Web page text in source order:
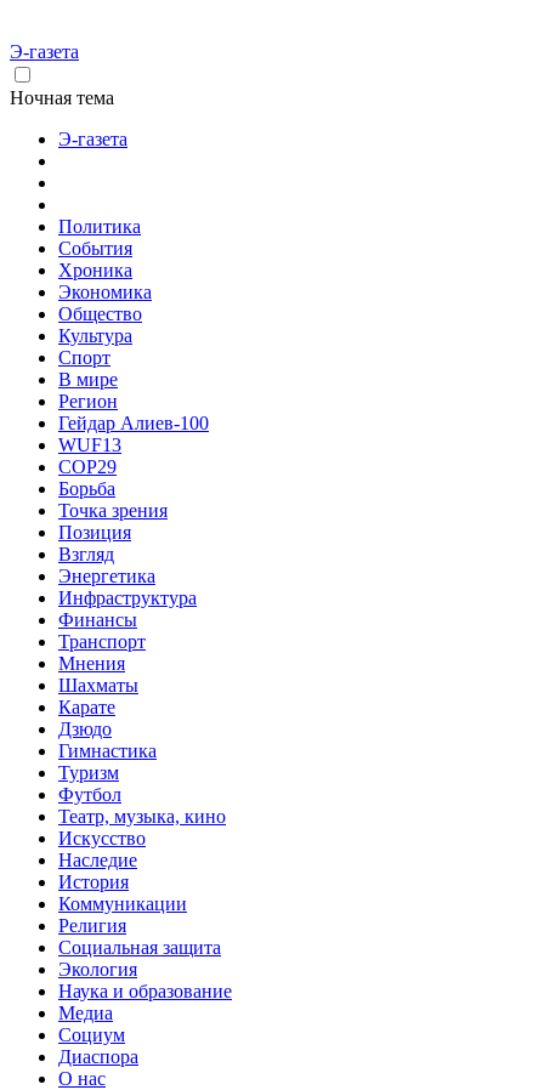
Э-газета
Ночная тема
Э-газета
Политика
События
Хроника
Экономика
Общество
Культура
Спорт
В мире
Регион
Гейдар Алиев-100
WUF13
COP29
Борьба
Точка зрения
Позиция
Взгляд
Энергетика
Инфраструктура
Финансы
Транспорт
Мнения
Шахматы
Карате
Дзюдо
Гимнастика
Туризм
Футбол
Театр, музыка, кино
Искусство
Наследие
История
Коммуникации
Религия
Социальная защита
Экология
Наука и образование
Медиа
Социум
Диаспора
О нас